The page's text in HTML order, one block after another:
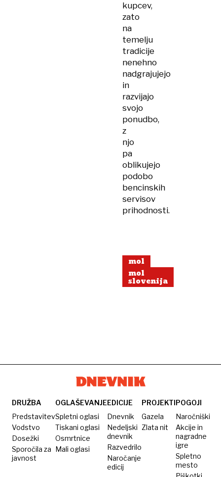
kupcev,
zato
na
temelju
tradicije
nenehno
nadgrajujejo
in
razvijajo
svojo
ponudbo,
z
njo
pa
oblikujejo
podobo
bencinskih
servisov
prihodnosti.
mol
mol
slovenija
DRUŽBA
Predstavitev
Vodstvo
Dosežki
Sporočila za
javnost
OGLAŠEVANJE
Spletni oglasi
Tiskani oglasi
Osmrtnice
Mali oglasi
EDICIJE
Dnevnik
Nedeljski
dnevnik
Razvedrilo
Naročanje
edicij
PROJEKTI
Gazela
Zlata nit
POGOJI
Naročniški
Akcije in
nagradne
igre
Spletno
mesto